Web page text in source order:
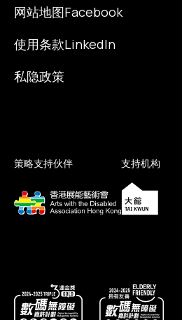
网站地图
使用条款
私隐政策
Facebook
LinkedIn
策略支持伙伴 支持机构